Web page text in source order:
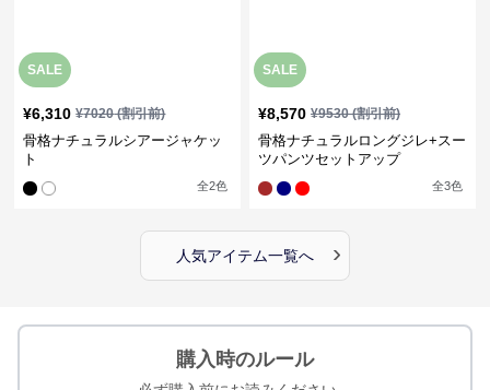
SALE
¥6,310 ¥7020(割引前)
骨格ナチュラルシアージャケッ
ト
全2色
SALE
¥8,570 ¥9530(割引前)
骨格ナチュラルロングジレ+スー
ツパンツセットアップ
全3色
人気アイテム一覧へ ›
購入時のルール